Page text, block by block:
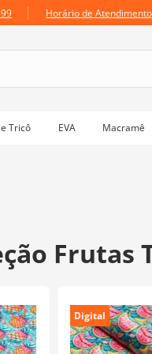
Horário de Atendimento
Tricô EVA Macramê
Frutas
Digital